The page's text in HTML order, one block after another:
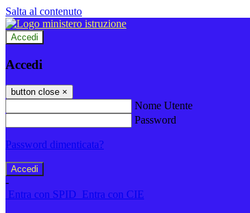
Salta al contenuto
Accedi
Accedi
button close ×
Nome Utente
Password
Password dimenticata?
-
Entra con SPID Entra con CIE